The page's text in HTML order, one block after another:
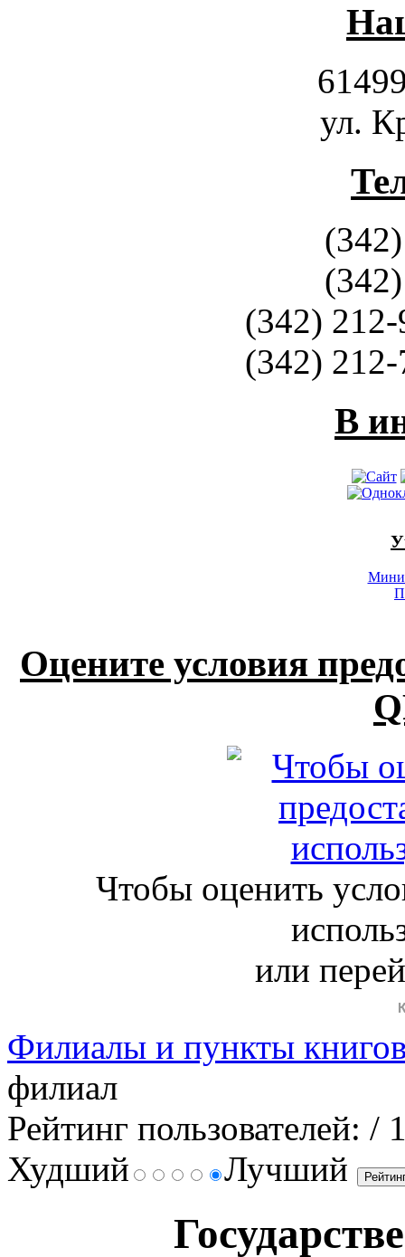
ул.
(342)
(342)
В
Оцените условия
Чтобы оценить
или
Филиалы и пункты
филиал
Рейтинг пользователей: /
Худший
Лучший